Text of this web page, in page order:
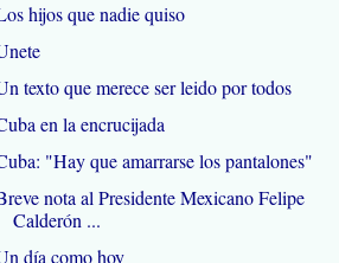
hijos que nadie quiso
texto que merece ser leido por todos
en la encrucijada
"Hay que amarrarse los pantalones"
nota al Presidente Mexicano Felipe
Calderón ...
día como hoy